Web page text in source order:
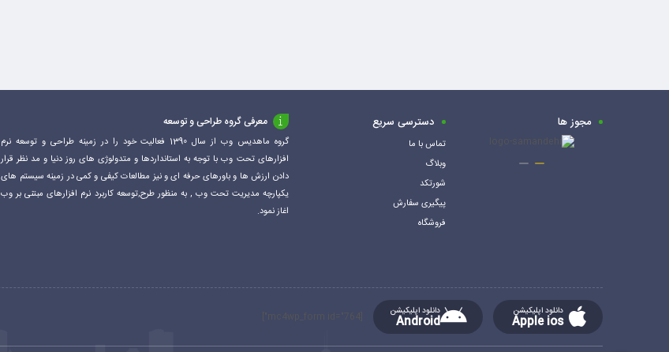
مجوز ها دسترسی سریع
تماس با ما
وبلاگ
شورتکد
پیگیری سفارش
فروشگاه
معرفی گروه طراحی و توسعه
گروه ماهدیس وب از سال 1390 فعالیت خود را در زمینه طراحی و توسعه نرم
افزارهای تحت وب با توجه به استانداردها و متدولوژی های روز دنیا و مد نظر قرار
دادن ارزش ها و باورهای حرفه ای و نیز مطالعات کیفی و کمی در زمینه سیستم های
یکپارچه مدیریت تحت وب , به منظور طرح,توسعه کاربرد نرم افزارهای مبتنی بر وب
اغاز نمود.
دانلود اپلیکیشن
Apple ios
دانلود اپلیکیشن
Android